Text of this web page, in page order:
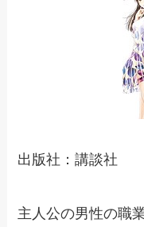
出版社：講談
主人公の男性の職